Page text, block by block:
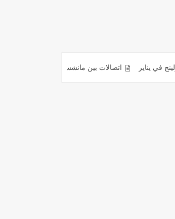
اتصالات بين مانشستر يونايتد ومينديز لإعادة رونالدو